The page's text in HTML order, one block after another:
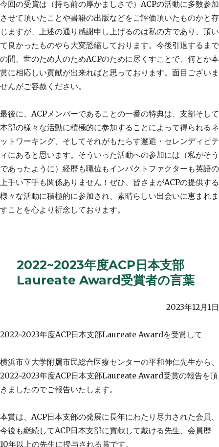
今回の受賞は（持ち前の厚かましさで）ACPの活動に多数参加
させて頂いたことや書籍の出版などをご評価頂いたものかと存
じますが、上述の通り感謝申し上げるのは私の方であり、頂い
て良かったものやら大変恐縮しております。今後引退するまで
の間、世のため人のためACPのために尽くすことで、何とか本
賞に相応しい貢献が出来ればと思っております。面目ございま
せんがご容赦ください。
最後に、ACPメンバーであることの一番の特典は、支部そして
本部の様々な活動に積極的に参加することによって得られるネ
ットワーキング、そしてそれがもたらす邂逅・セレンディピテ
ィにあると思います。そういった活動への参加には（私がそう
であったように）経歴も職位もインパクトファクターも英語の
上手い下手も関係ありません！ぜひ、皆さまがACPの提供する
様々な活動に積極的に参加され、素晴らしい出会いに恵まれま
すことを心より祈念しております。
2022~2023年度ACP日本支部
Laureate Award受賞者の言葉
2023年12月1日
2022~2023年度ACP日本支部Laureate Awardを受賞して
横浜市立大学附属市民総合医療センターの平和伸仁先生から、
2022~2023年度ACP日本支部Laureate Award受賞の報告を頂
きましたのでご報告いたします。
本賞は、ACP日本支部の発展に長年にわたり尽力された会員、
今後も継続してACP日本支部に貢献して戴ける先生、会員歴
10年以上の先生に授与される賞です。